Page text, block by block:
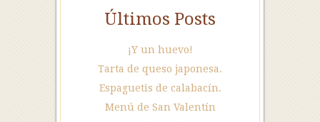
Últimos Posts
¡Y un huevo!
Tarta de queso japonesa.
Espaguetis de calabacín.
Menú de San Valentín